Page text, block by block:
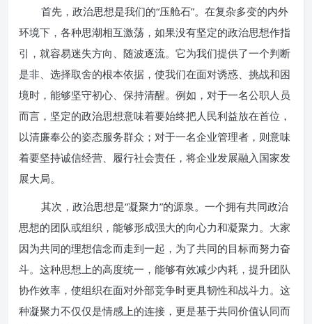
首先，政治思想是我们的“压舱石”。在复杂多变的内外
环境下，各种思潮相互激荡，如果没有坚定的政治思想作指
引，就容易迷失方向、随波逐流。它为我们提供了一个判断
是非、选择取舍的根本依据，使我们在面对诱惑、挑战和困
境时，能够坚守初心、保持清醒。例如，对于一名公职人员
而言，坚定的政治思想意味着要始终把人民利益放在首位，
以清廉奉公的姿态服务群众；对于一名企业管理者，则意味
着要坚持诚信经营、履行社会责任，将企业发展融入国家发
展大局。
其次，政治思想是“凝聚力”的源泉。一个拥有共同政治
思想的团队或组织，能够形成强大的向心力和凝聚力。大家
因为共同的理想信念而走到一起，为了共同的目标而努力奋
斗。这种思想上的高度统一，能够有效减少内耗，提升团队
协作效率，使组织在面对外部竞争时更具韧性和战斗力。这
种凝聚力不仅仅是情感上的连接，更是基于共同价值认同而